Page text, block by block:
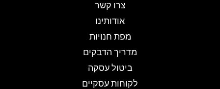
צרו קשר
אודותינו
מפת חנויות
מדריך הדבקים
ביטול עסקה
לקוחות עסקיים